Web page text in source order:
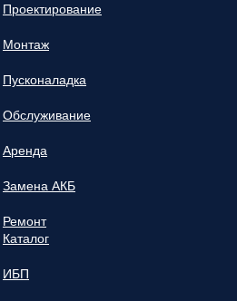
Проектирование
Монтаж
Пусконаладка
Обслуживание
Аренда
Замена АКБ
Ремонт
Каталог
ИБП